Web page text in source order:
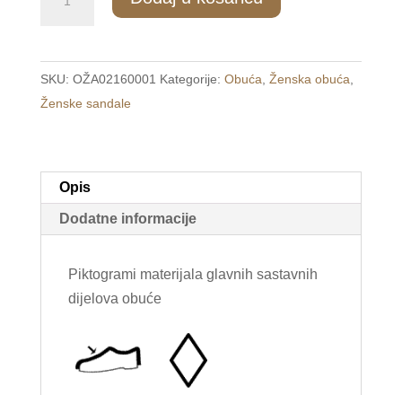
sandale
crne
/FLOWER/
SKU: OŽA02160001 Kategorije: Obuća Ženska obuća
Ženske sandale
Opis
Dodatne informacije
Piktogrami materijala glavnih sastavnih
dijelova obuće